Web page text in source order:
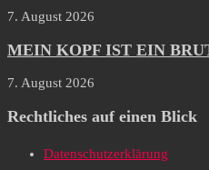
7. August 2026
MEIN KOPF IST EIN
7. August 2026
Rechtliches auf einen Blick
Datenschutzerklärung